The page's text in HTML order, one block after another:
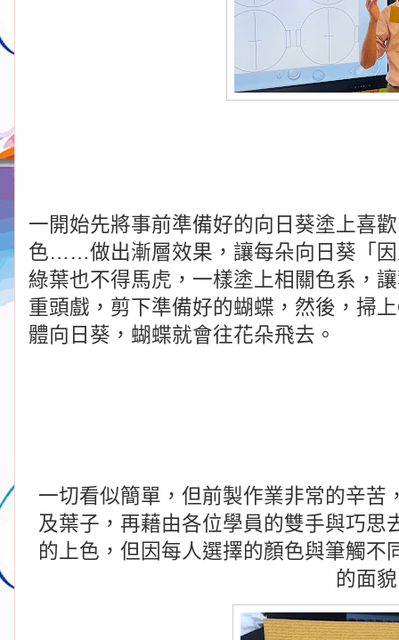
一開始先將事前準備好的向日葵塗上喜
色……做出漸層效果，讓每朵向日葵 「
綠葉也不得馬虎，一樣塗上相關色系，
重頭戲，剪下準備好的蝴蝶，然後，掃上
體向日葵，蝴蝶就會往花朵飛去。
一切看似簡單，但前製作業非常的辛苦
及葉子，再藉由各位學員的雙手與巧
的上色，但因每人選擇的顏色與筆觸
的面